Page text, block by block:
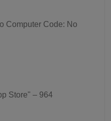
Computer Code: No
Store" – 964